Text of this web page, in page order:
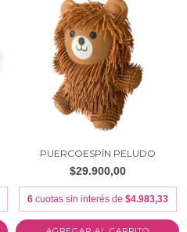
PUERCOESPÍN PELUDO
$29.900,00
6 cuotas sin interés de $4.983,33